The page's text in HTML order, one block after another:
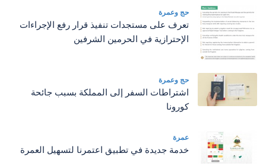
حج وعمرة
تعرف على مستجدات تنفيذ قرار رفع الإجراءات
الإحترازية في الحرمين الشرفين
حج وعمرة
اشتراطات السفر إلى المملكة بسبب جائحة
كورونا
عمرة
خدمة جديدة في تطبيق اعتمرنا لتسهيل العمرة